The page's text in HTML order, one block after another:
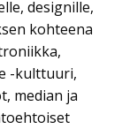
designille,
kohteena
-kulttuuri,
median ja